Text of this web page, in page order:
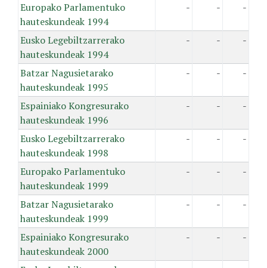
Europako Parlamentuko
hauteskundeak 1994
- - -
Eusko Legebiltzarrerako
hauteskundeak 1994
- - -
Batzar Nagusietarako
hauteskundeak 1995
- - -
Espainiako Kongresurako
hauteskundeak 1996
- - -
Eusko Legebiltzarrerako
hauteskundeak 1998
- - -
Europako Parlamentuko
hauteskundeak 1999
- - -
Batzar Nagusietarako
hauteskundeak 1999
- - -
Espainiako Kongresurako
hauteskundeak 2000
- - -